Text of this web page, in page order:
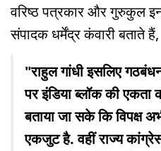
वरिष्ठ पत्रकार और गुरुकुल
संपादक धर्मेंद्र कंवारी बताते हैं,
"राहुल गांधी इसलिए
पर इंडिया ब्लॉक की
बताया जा सके कि विपक्ष
एकजुट है. वहीं राज्य